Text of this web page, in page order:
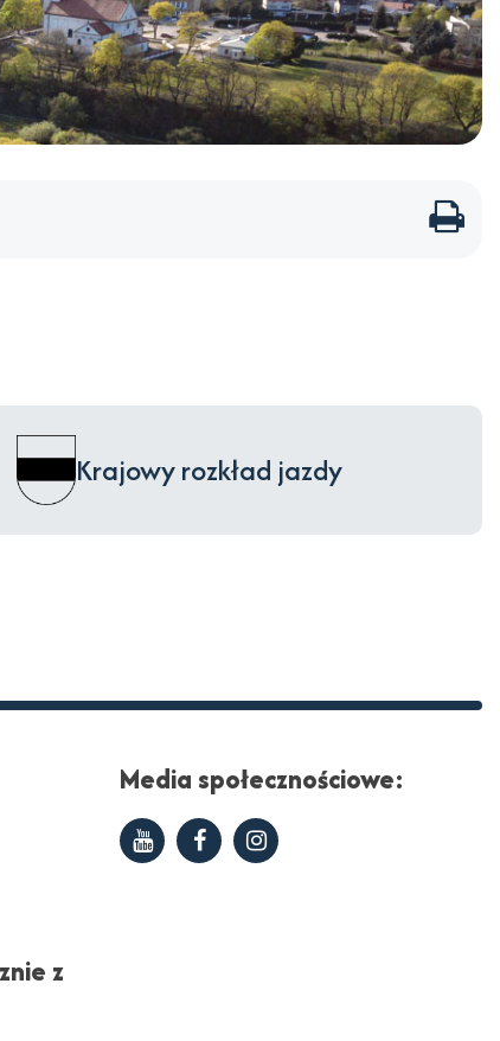
Krajowy rozkład jazdy
z
Media społecznościowe:
YoutubeFacebookInstagram